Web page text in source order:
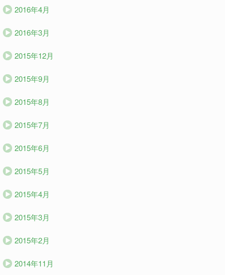
2016年4月
2016年3月
2015年12月
2015年9月
2015年8月
2015年7月
2015年6月
2015年5月
2015年4月
2015年3月
2015年2月
2014年11月